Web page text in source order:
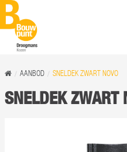
AANBOD SNELDEK ZWART NOVO
SNELDEK ZWART